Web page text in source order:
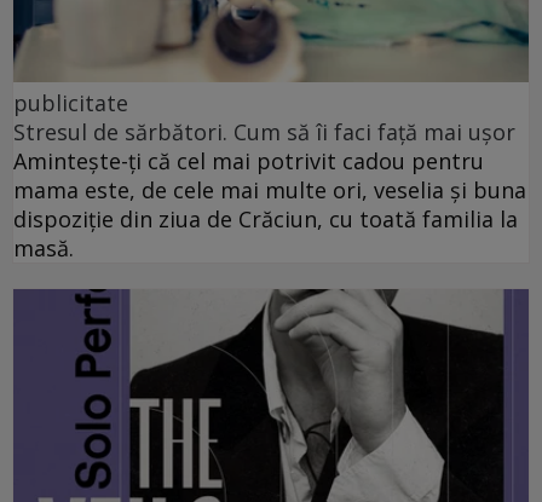
publicitate
Stresul de sărbători. Cum să îi faci față mai ușor
Amintește-ți că cel mai potrivit cadou pentru
mama este, de cele mai multe ori, veselia și buna
dispoziție din ziua de Crăciun, cu toată familia la
masă.